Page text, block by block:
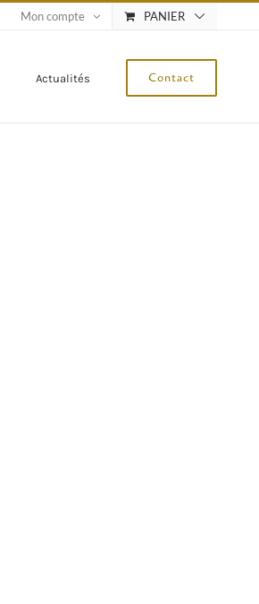
Mon compte PANIER
Actualités Contact